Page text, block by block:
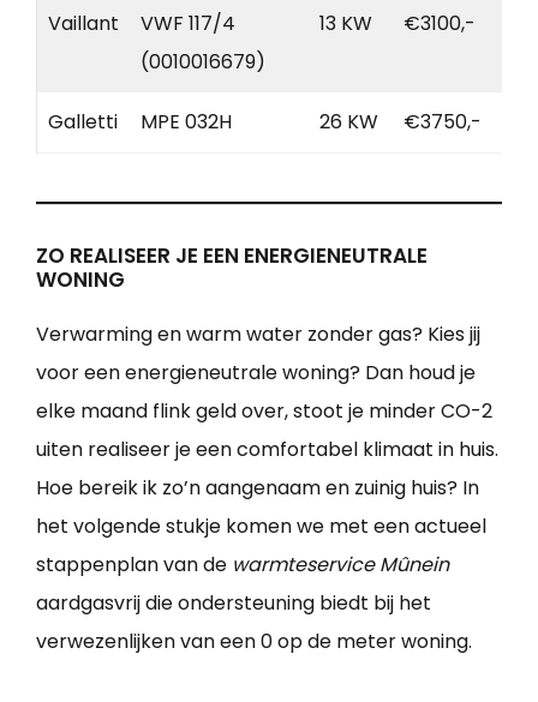
Vaillant
VWF 117/4
(0010016679)
13 KW €3100,-
Galletti MPE 032H 26 KW €3750,-
ZO REALISEER JE EEN ENERGIENEUTRALE
WONING
Verwarming en warm water zonder gas? Kies jij
voor een energieneutrale woning? Dan houd je
elke maand flink geld over, stoot je minder CO-2
uiten realiseer je een comfortabel klimaat in huis.
Hoe bereik ik zo’n aangenaam en zuinig huis? In
het volgende stukje komen we met een actueel
stappenplan van de warmteservice Mûnein
aardgasvrij die ondersteuning biedt bij het
verwezenlijken van een 0 op de meter woning.